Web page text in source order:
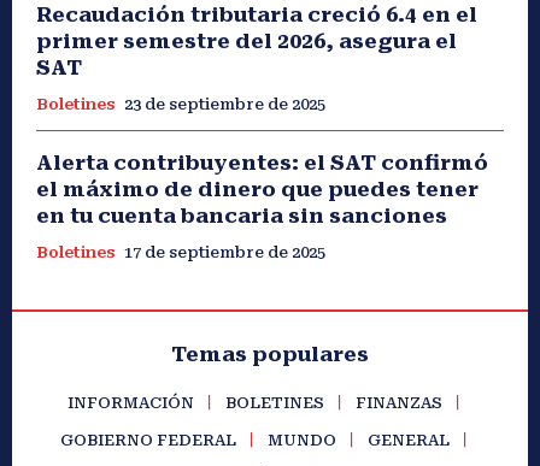
Recaudación tributaria creció 6.4 en el
primer semestre del 2026, asegura el
SAT
Boletines 23 de septiembre de 2025
Alerta contribuyentes: el SAT confirmó
el máximo de dinero que puedes tener
en tu cuenta bancaria sin sanciones
Boletines 17 de septiembre de 2025
Temas populares
INFORMACIÓN BOLETINES FINANZAS
GOBIERNO FEDERAL MUNDO GENERAL